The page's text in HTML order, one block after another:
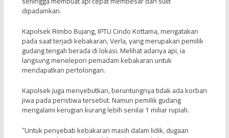
dipadamkan.
Kapolsek Rimbo Bujang, IPTU Cindo Kottama, mengatakan
pada saat terjadi kebakaran, Verla, yang merupakan pemilik
gudang tengah berada di lokasi. Melihat adanya api, ia
langsung menelepon pemadam kebakaran untuk
mendapatkan pertolongan.
Kapolsek juga menyebutkan, beruntungnya tidak ada korban
jiwa pada peristiwa tersebut. Namun pemilik gudang
mengalami kerugian kurang lebih senilai 1 miliar rupiah.
“Untuk penyebab kebakaran masih dalam lidik, dugaan